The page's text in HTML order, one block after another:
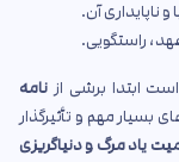
ناپایداری آن.
راستگویی.
ابتدا برشی از نامه
بسیار مهم و تأثیرگذار
یاد مرگ و دنیاگریزی